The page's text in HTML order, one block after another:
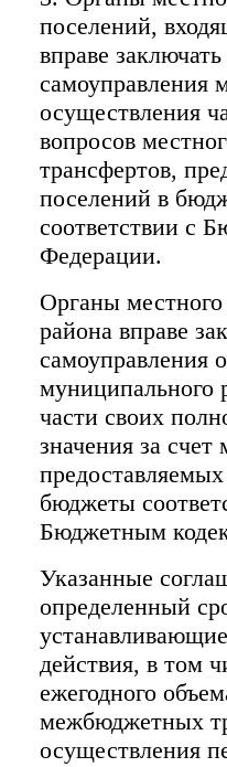
поселений,
вправе
самоуправления
осуществления
вопросов
трансфертов,
поселений в
соответствии с
Федерации.
Органы
района вправе
самоуправления
муниципального
части своих
значения за
бюджеты
Бюджетным
Указанные
определенный
действия, в том
ежегодного
межбюджетных
осуществления